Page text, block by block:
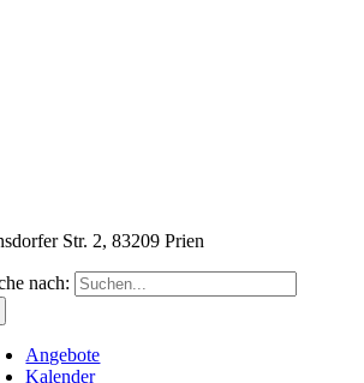
Str. 2, 83209 Prien
nach:
Angebote
Kalender